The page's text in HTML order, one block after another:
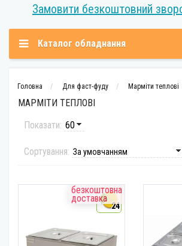
Замовити безкоштовний
Каталог обладнання
Головна Для фаст-фуду Марміти теплові
МАРМІТИ ТЕПЛОВІ
Показати:
Сортування:
безкоштовна
доставка
24